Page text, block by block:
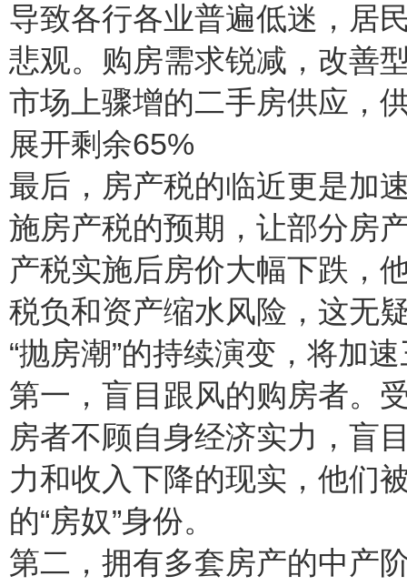
导致各行各业普遍低迷，居
悲观。购房需求锐减，改善
市场上骤增的二手房供应，
展开剩余65%
最后，房产税的临近更是加
施房产税的预期，让部分房
产税实施后房价大幅下跌，
税负和资产缩水风险，这无
“抛房潮”的持续演变，将加
第一，盲目跟风的购房者。
房者不顾自身经济实力，盲
力和收入下降的现实，他们
的“房奴”身份。
第二，拥有多套房产的中产